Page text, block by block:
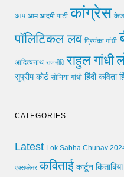
आप आम आदमी पार्टी कांग्रेस
पॉलिटिकल लव प्रियंका गांधी
आदित्यनाथ राजनीति राहुल गांधी
सुप्रीम कोर्ट सोनिया गांधी हिंदी कविता
CATEGORIES
Latest Lok Sabha Chunav
एक्सप्लेनर कविताई कार्टून किताबिया